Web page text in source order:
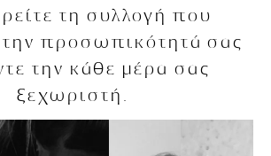
τη συλλογή που
προσωπικότητά σας
την κάθε μέρα σας
ξεχωριστή.